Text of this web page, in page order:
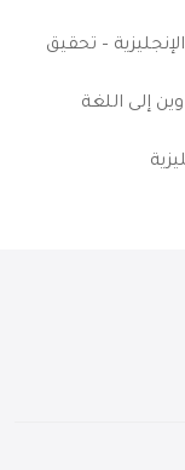
– تحقيق
إلى اللغة